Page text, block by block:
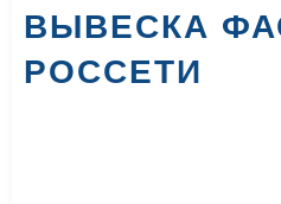
ВЫВЕСКА
РОССЕТИ